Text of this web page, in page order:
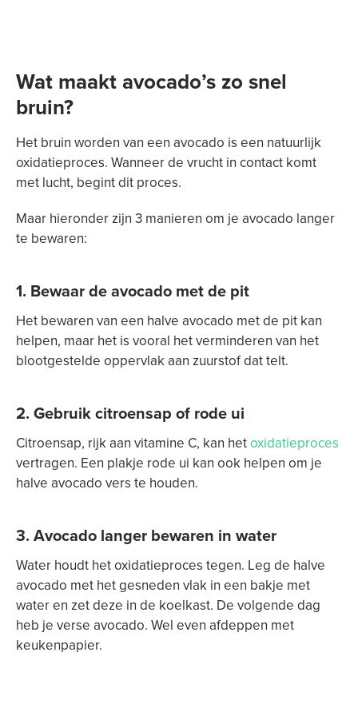
Wat maakt avocado’s zo snel
bruin?
Het bruin worden van een avocado is een natuurlijk
oxidatieproces. Wanneer de vrucht in contact komt
met lucht, begint dit proces.
Maar hieronder zijn 3 manieren om je avocado langer
te bewaren:
1. Bewaar de avocado met de pit
Het bewaren van een halve avocado met de pit kan
helpen, maar het is vooral het verminderen van het
blootgestelde oppervlak aan zuurstof dat telt.
2. Gebruik citroensap of rode ui
Citroensap, rijk aan vitamine C, kan hetoxidatieproces
vertragen. Een plakje rode ui kan ook helpen om je
halve avocado vers te houden.
3. Avocado langer bewaren in water
Water houdt het oxidatieproces tegen. Leg de halve
avocado met het gesneden vlak in een bakje met
water en zet deze in de koelkast. De volgende dag
heb je verse avocado. Wel even afdeppen met
keukenpapier.